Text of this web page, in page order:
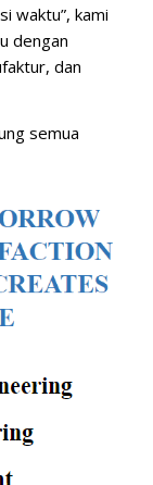
waktu”, kami
dengan
dan
semua